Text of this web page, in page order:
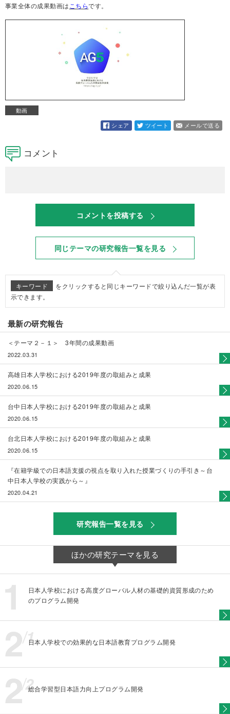
事業全体の成果動画は こちらです。
動画
シェア
ツイート メールで送る
コメント
コメントを投稿する
同じテーマの研究報告一覧を見る
キーワード
をクリックすると同じキーワードで絞り込んだ一覧が表
示できます。
最新の研究報告
＜テーマ２－１＞ 3年間の成果動画
2022.03.31
高雄日本人学校における2019年度の取組みと成果
2020.06.15
台中日本人学校における2019年度の取組みと成果
2020.06.15
台北日本人学校における2019年度の取組みと成果
2020.06.15
『在籍学級での日本語支援の視点を取り入れた授業づくりの手引き～台
中日本人学校の実践から～』
2020.04.21
研究報告一覧を見る
ほかの研究テーマを見る
日本人学校における高度グローバル人材の基礎的資質形成のため
のプログラム開発
日本人学校での効果的な日本語教育プログラム開発
総合学習型日本語力向上プログラム開発